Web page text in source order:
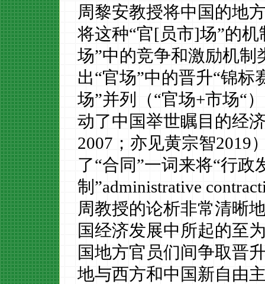
周黎安教授将中国的地
将这种“官[员市]场”的机
场”中的竞争和激励机
出“官场”中的晋升“锦标
场”并列（“官场+市场“
动了中国举世瞩目的经
2007；亦见黄宗智2019
了“合同”一词来将“行政
制”administrative
周教授的论析非常清晰
国经济发展中所起的至
国地方官员们间争取晋
地与西方和中国新自由